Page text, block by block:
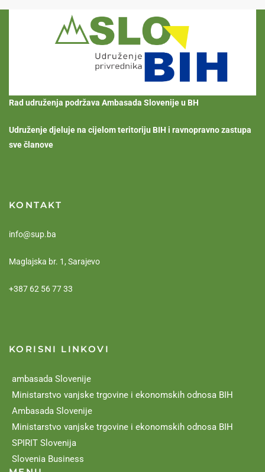
Rad udruženja podržava Ambasada Slovenije u BH
Udruženje djeluje na cijelom teritoriju BIH i ravnopravno zastupa
sve članove
KONTAKT
info@sup.ba
Maglajska br. 1, Sarajevo
+387 62 56 77 33
KORISNI LINKOVI
ambasada Slovenije
Ministarstvo vanjske trgovine i ekonomskih odnosa BIH
Ambasada Slovenije
Ministarstvo vanjske trgovine i ekonomskih odnosa BIH
SPIRIT Slovenija
Slovenia Business